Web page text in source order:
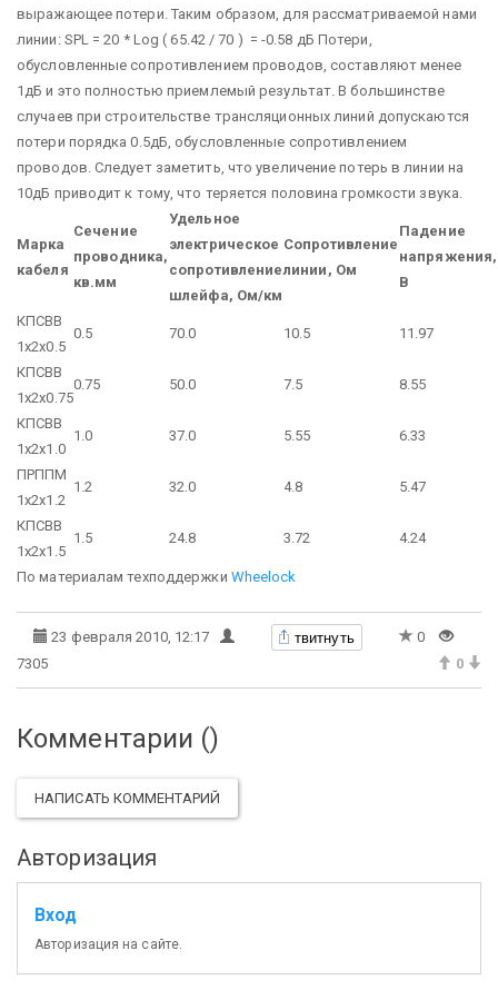
выражающее потери. Таким образом, для рассматриваемой нами
линии: SPL = 20 * Log ( 65.42 / 70 ) = -0.58 дБ Потери,
обусловленные сопротивлением проводов, составляют менее
1дБ и это полностью приемлемый результат. В большинстве
случаев при строительстве трансляционных линий допускаются
потери порядка 0.5дБ, обусловленные сопротивлением
проводов. Следует заметить, что увеличение потерь в линии на
10дБ приводит к тому, что теряется половина громкости звука.
Марка
кабеля
Сечение
проводника,
кв.мм
Удельное
электрическое
сопротивление
шлейфа, Ом/км
Сопротивление
линии, Ом
Падение
напряжения,
В
КПСВВ
1х2х0.5
0.5 70.0 10.5 11.97
КПСВВ
1х2х0.75
0.75 50.0 7.5 8.55
КПСВВ
1х2х1.0
1.0 37.0 5.55 6.33
ПРППМ
1х2х1.2
1.2 32.0 4.8 5.47
КПСВВ
1х2х1.5
1.5 24.8 3.72 4.24
По материалам техподдержки Wheelock
23 февраля 2010, 12:17 твитнуть
0
7305
0
Комментарии ()
НАПИСАТЬ КОММЕНТАРИЙ
Авторизация
Вход
Авторизация на сайте.